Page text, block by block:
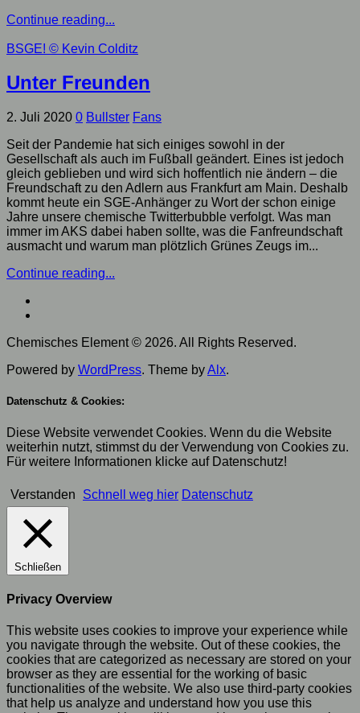
Continue reading...
BSGE! © Kevin Colditz
Unter Freunden
2. Juli 2020 0 Bullster Fans
Seit der Pandemie hat sich einiges sowohl in der
Gesellschaft als auch im Fußball geändert. Eines ist jedoch
gleich geblieben und wird sich hoffentlich nie ändern – die
Freundschaft zu den Adlern aus Frankfurt am Main. Deshalb
kommt heute ein SGE-Anhänger zu Wort der schon einige
Jahre unsere chemische Twitterbubble verfolgt. Was man
immer im AKS dabei haben sollte, was die Fanfreundschaft
ausmacht und warum man plötzlich Grünes Zeugs im...
Continue reading...
Chemisches Element © 2026. All Rights Reserved.
Powered by WordPress. Theme byAlx.
Datenschutz & Cookies:
Diese Website verwendet Cookies. Wenn du die Website
weiterhin nutzt, stimmst du der Verwendung von Cookies zu.
Für weitere Informationen klicke auf Datenschutz!
Verstanden Schnell weg hier Datenschutz
Schließen
Privacy Overview
This website uses cookies to improve your experience while
you navigate through the website. Out of these cookies, the
cookies that are categorized as necessary are stored on your
browser as they are essential for the working of basic
functionalities of the website. We also use third-party cookies
that help us analyze and understand how you use this